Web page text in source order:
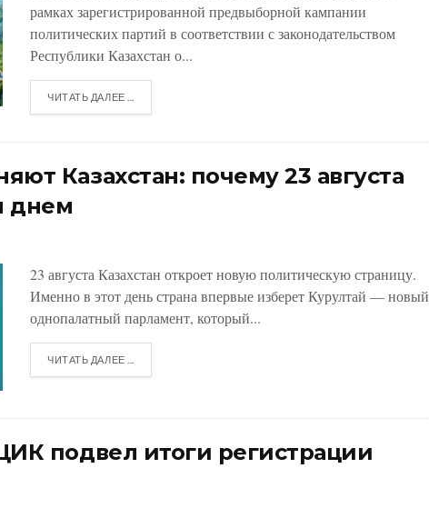
рамках зарегистрированной предвыборной кампании
политических партий в соответствии с законодательством
Республики Казахстан о...
ЧИТАТЬ ДАЛЕЕ ...
Казахстан: почему 23 августа
днем
23 августа Казахстан откроет новую политическую страницу.
Именно в этот день страна впервые изберет Курултай — новый
однопалатный парламент, который...
ЧИТАТЬ ДАЛЕЕ ...
подвел итоги регистрации